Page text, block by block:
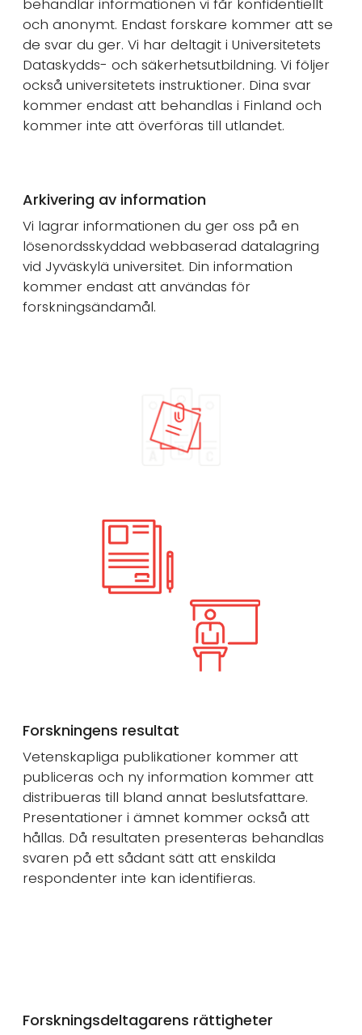
och anonymt. Endast forskare kommer att se
de svar du ger. Vi har deltagit i Universitetets
Dataskydds- och säkerhetsutbildning. Vi följer
också universitetets instruktioner. Dina svar
kommer endast att behandlas i Finland och
kommer inte att överföras till utlandet.
Arkivering av information
Vi lagrar informationen du ger oss på en
lösenordsskyddad webbaserad datalagring
vid Jyväskylä universitet. Din information
kommer endast att användas för
forskningsändamål.
Forskningens resultat
Vetenskapliga publikationer kommer att
publiceras och ny information kommer att
distribueras till bland annat beslutsfattare.
Presentationer i ämnet kommer också att
hållas. Då resultaten presenteras behandlas
svaren på ett sådant sätt att enskilda
respondenter inte kan identifieras.
Forskningsdeltagarens rättigheter